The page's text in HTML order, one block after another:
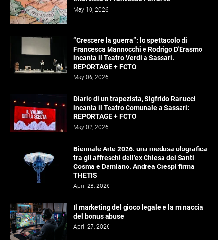
May 10, 2026
“Crescere la guerra”: lo spettacolo di
Francesca Mannocchi e Rodrigo D'Erasmo
incanta il Teatro Verdi a Sassari.
REPORTAGE + FOTO
May 06, 2026
Diario di un trapezista, Sigfrido Ranucci
incanta il Teatro Comunale a Sassari:
REPORTAGE + FOTO
May 02, 2026
Biennale Arte 2026: una medusa olografica
tra gli affreschi dell’ex Chiesa dei Santi
Cosma e Damiano. Andrea Crespi firma
THETIS
April 28, 2026
Il marketing del gioco legale e la minaccia
del bonus abuse
April 27, 2026